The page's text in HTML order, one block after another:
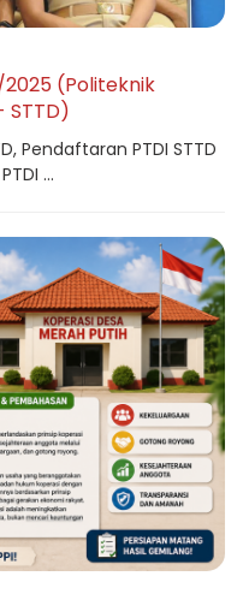
(Politeknik
STTD)
Pendaftaran PTDI STTD
...